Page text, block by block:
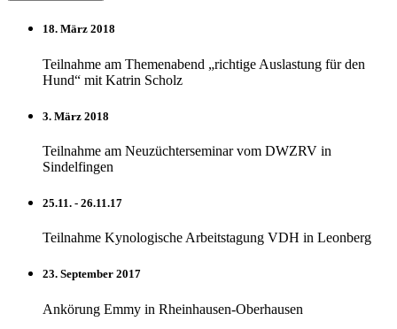
18. März 2018
Teilnahme am Themenabend „richtige Auslastung für den
Hund“ mit Katrin Scholz
3. März 2018
Teilnahme am Neuzüchterseminar vom DWZRV in
Sindelfingen
25.11. - 26.11.17
Teilnahme Kynologische Arbeitstagung VDH in Leonberg
23. September 2017
Ankörung Emmy in Rheinhausen-Oberhausen